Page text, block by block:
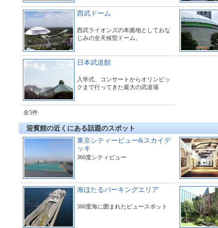
西武ドーム
西武ライオンズの本拠地としておな
じみの全天候型ドーム。
日本武道館
入学式、コンサートからオリンピッ
クまで行ってきた最大の武道場
全5件
迎賓館の近くにある話題のスポット
東京シティービュー&スカイデ
ッキ
360度シティビュー
海ほたるパーキングエリア
360度海に囲まれたビュースポット